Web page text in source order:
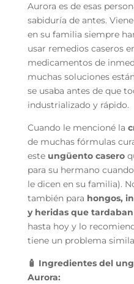
Aurora es de esas
sabiduría de antes.
en su familia siempre
usar remedios caseros
medicamentos de
muchas soluciones
se usaba antes de que
industrializado y rápido.
Cuando le mencioné la
de muchas fórmulas
este ungüento casero
para su hermano
le dicen en su familia).
también para hongos,
y heridas que
hasta hoy y lo
tiene un problema
🧴 Ingredientes del
Aurora: